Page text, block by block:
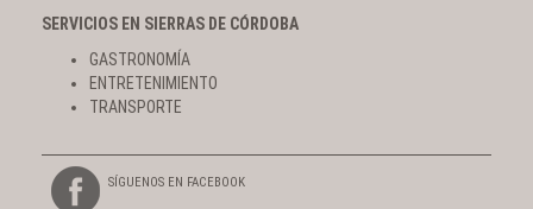
SERVICIOS EN SIERRAS DE CÓRDOBA
GASTRONOMÍA
ENTRETENIMIENTO
TRANSPORTE
SÍGUENOS EN FACEBOOK